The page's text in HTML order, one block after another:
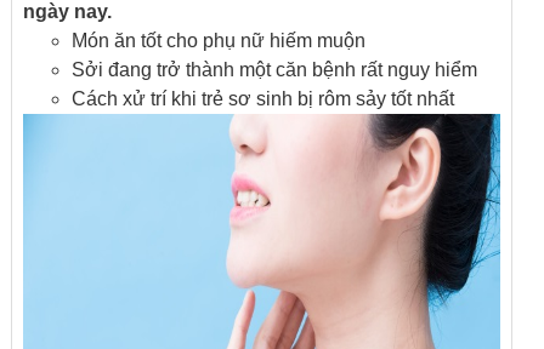
ngày nay.
Món ăn tốt cho phụ nữ hiếm muộn
Sởi đang trở thành một căn bệnh rất nguy hiểm
Cách xử trí khi trẻ sơ sinh bị rôm sảy tốt nhất